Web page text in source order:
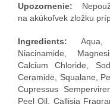
Upozornenie:
na akúkoľvek zložku
Ingredients:
Aqua,
Niacinamide,
Calcium Chloride,
Ceramide, Squalane,
Cupressus
Peel Oil, Callisia